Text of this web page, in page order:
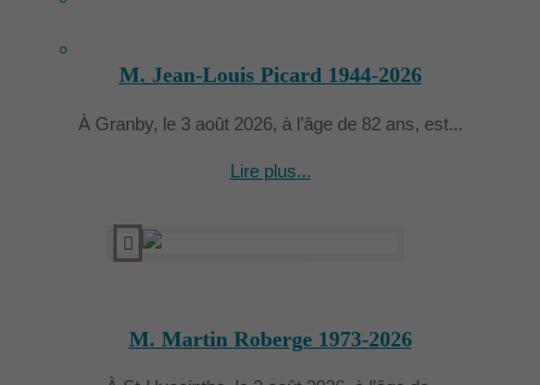
M. Jean-Louis Picard 1944-2026
À Granby, le 3 août 2026, à l’âge de 82 ans, est...
Lire plus...
M. Martin Roberge 1973-2026